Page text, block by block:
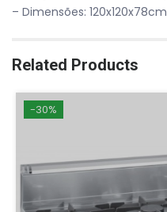
– Dimensões: 120x120x78cm
Related Products
-30%